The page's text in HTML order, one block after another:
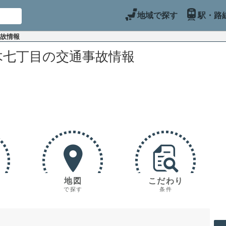
地域で探す 駅・路
情報
丁目の交通事故情報
地図
で探す
こだわり
条件